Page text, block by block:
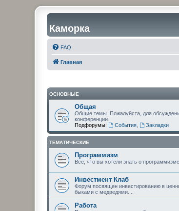
Каморка
FAQ
Главная
ОСНОВНЫЕ
Общая
Общие темы. Пожалуйста, для
конференции.
Подфорумы:
События, Закладки
ТЕМАТИЧЕСКИЕ
Программизм
Все, что вы хотели знать о
Инвестмент Клаб
Форум посвящен инвестированию в
быками с медведями....
Работа